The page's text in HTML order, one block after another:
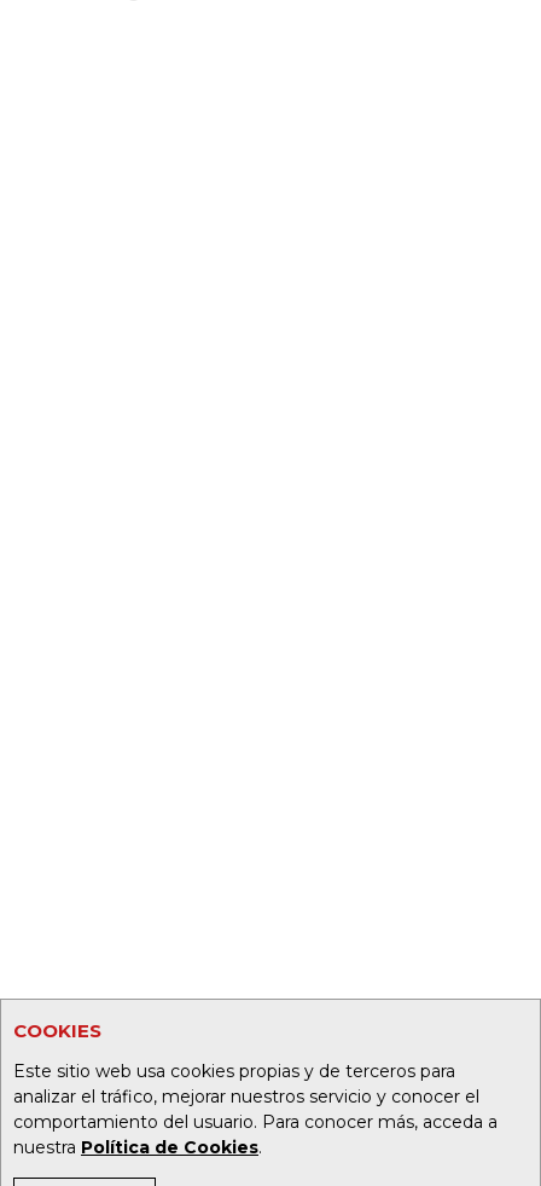
COOKIES
Este sitio web usa cookies propias y de terceros para
analizar el tráfico, mejorar nuestros servicio y conocer el
comportamiento del usuario. Para conocer más, acceda a
nuestra Política de Cookies.